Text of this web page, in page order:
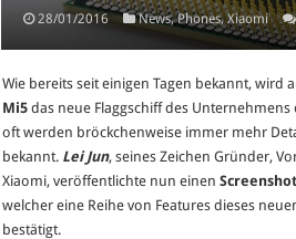
28/01/2016 News,Phones,Xiaomi
Wie bereits seit einigen Tagen bekannt, wird
Mi5 das neue Flaggschiff des
oft werden bröckchenweise immer mehr
bekannt. Lei Jun, seines Zeichen Gründer,
Xiaomi, veröffentlichte nun einen
welcher eine Reihe von Features dieses
bestätigt.